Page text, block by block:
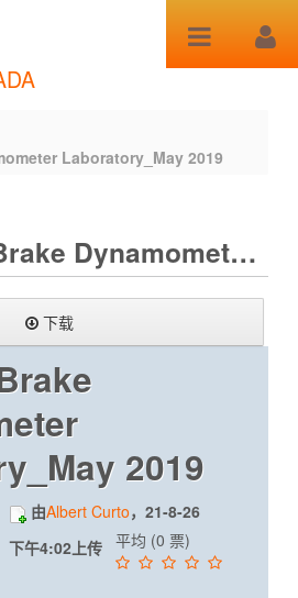
Laboratory_May 2019
Brakes - Brake Dynamometer Laboratory_May 2019
下载
2019
由Albert Curto，21-8-26
下午4:02上传 平均 (0 票)